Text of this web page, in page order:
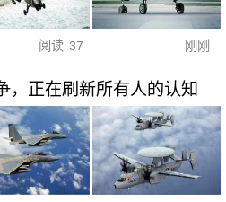
阅读 37 刚刚
，正在刷新所有人的认知